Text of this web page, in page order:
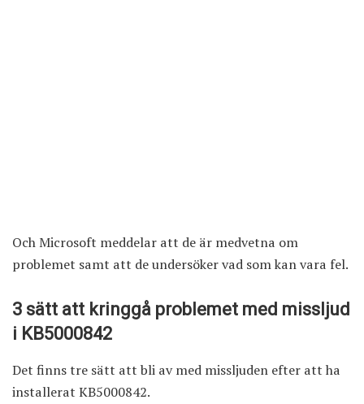
Och Microsoft meddelar att de är medvetna om
problemet samt att de undersöker vad som kan vara fel.
3 sätt att kringgå problemet med missljud
i KB5000842
Det finns tre sätt att bli av med missljuden efter att ha
installerat KB5000842.